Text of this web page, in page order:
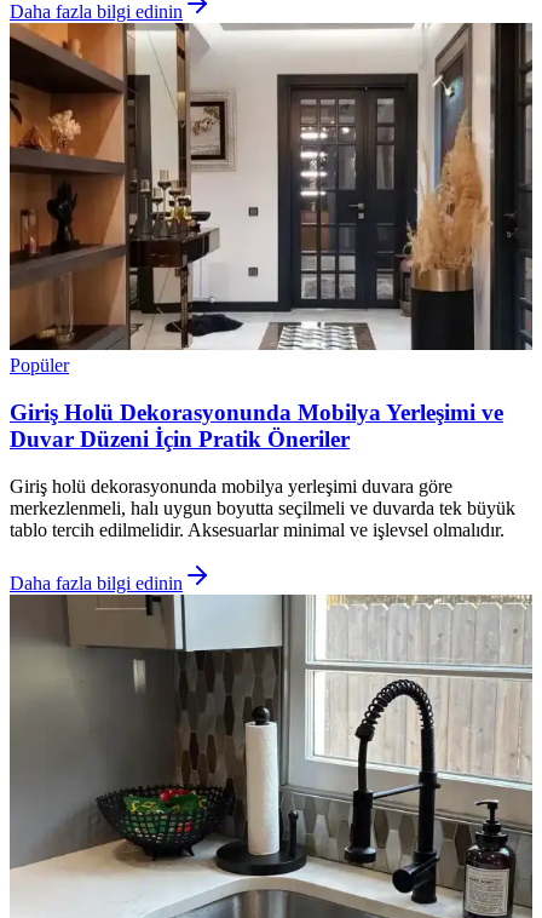
Daha fazla bilgi edinin
Popüler
Giriş Holü Dekorasyonunda Mobilya Yerleşimi ve
Duvar Düzeni İçin Pratik Öneriler
Giriş holü dekorasyonunda mobilya yerleşimi duvara göre
merkezlenmeli, halı uygun boyutta seçilmeli ve duvarda tek büyük
tablo tercih edilmelidir. Aksesuarlar minimal ve işlevsel olmalıdır.
Daha fazla bilgi edinin